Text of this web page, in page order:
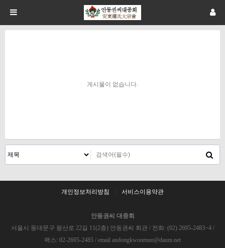
게시물이 없습니다.
개인정보처리방침 서비스이용약관
안동권씨 대종회
서울시 동대문구 왕산로 22길 11(2층) 안동권씨 회관 / 전화: (02) 2695-2483~4 /
팩스: 02-2695-2485 / email andongkwonmun@daum.net